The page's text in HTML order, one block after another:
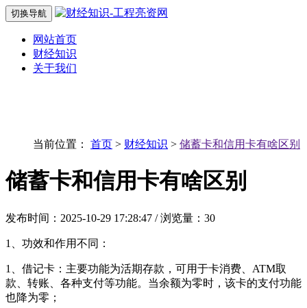
切换导航
网站首页
财经知识
关于我们
当前位置： 首页 > 财经知识 > 储蓄卡和信用卡有啥区别
储蓄卡和信用卡有啥区别
发布时间：2025-10-29 17:28:47 / 浏览量：30
1、功效和作用不同：
1、借记卡：主要功能为活期存款，可用于卡消费、ATM取
款、转账、各种支付等功能。当余额为零时，该卡的支付功能
也降为零；